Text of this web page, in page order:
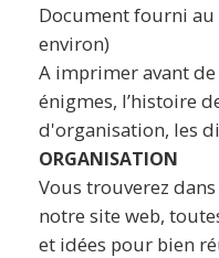
Document fourni au
environ)
A imprimer avant
énigmes, l’histoire
d'organisation, les
ORGANISATION
Vous trouverez
notre site web,
et idées pour bien